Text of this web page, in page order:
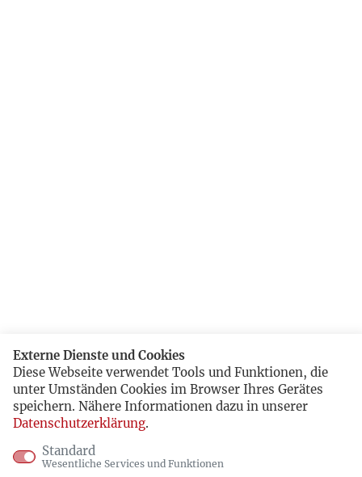
Externe Dienste und Cookies
Diese Webseite verwendet Tools und Funktionen, die
unter Umständen Cookies im Browser Ihres Gerätes
speichern. Nähere Informationen dazu in unserer
Datenschutzerklärung.
Standard
Wesentliche Services und Funktionen